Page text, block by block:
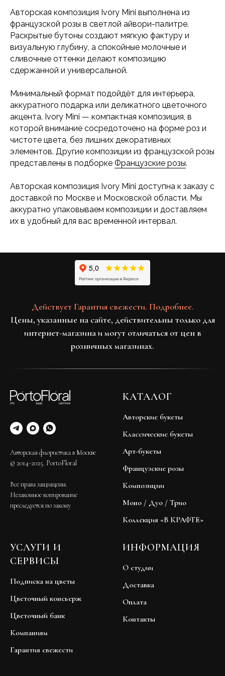
Авторская композиция Ivory Mini выполнена из
французской розы в светлой айвори-палитре.
Раскрытые бутоны создают мягкую фактуру и
визуальную глубину, а спокойные молочные и
сливочные оттенки делают композицию
сдержанной и универсальной.
Минимальный формат подойдёт для интерьера,
аккуратного подарка или деликатного цветочного
акцента. Ivory Mini — компактная композиция, в
которой внимание сосредоточено на форме роз и
чистоте цвета, без лишних декоративных
элементов. Другие композиции из французской розы
представлены в подборке Французские розы.
Авторская композиция Ivory Mini доступна к заказу с
доставкой по Москве и Московской области. Мы
аккуратно упаковываем композиции и доставляем
их в удобный для вас временной интервал.
Действует Гарантия свежести. Подробнее.
Цены, указанные на сайте, действительны только для
интернет-магазина и могут отличаться от цен в
розничных магазинах.
Авторская флористика в Москве
© 2014-2025. PortoFloral
Все права защищены.
Незаконное копирование
преследуется по закону
КАТАЛОГ
Авторские букеты
Классические букеты
Арт-букеты
Французские розы
Композиции
Моно / Дуо / Трио
Коллекция «В КРАФТЕ»
УСЛУГИ И
СЕРВИСЫ
Подписка на цветы
Цветочный консьерж
Цветочный банк
Компаниям
Гарантия свежести
ИНФОРМАЦИЯ
О студии
Доставка
Оплата
Контакты